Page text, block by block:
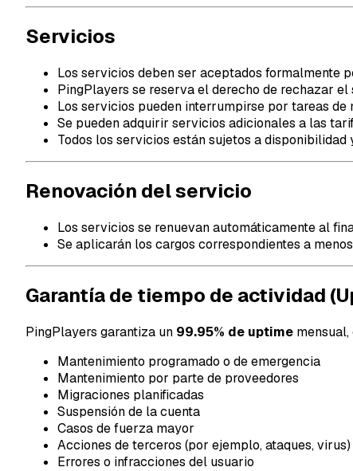
Servicios
Los servicios deben ser aceptados formalmente
PingPlayers se reserva el derecho de rechazar
Los servicios pueden interrumpirse por tareas de
Se pueden adquirir servicios adicionales a las
Todos los servicios están sujetos a disponibilidad
Renovación del servicio
Los servicios se renuevan automáticamente al
Se aplicarán los cargos correspondientes a
Garantía de tiempo de actividad
PingPlayers garantiza un 99.95% de uptime
Mantenimiento programado o de emergencia
Mantenimiento por parte de proveedores
Migraciones planificadas
Suspensión de la cuenta
Casos de fuerza mayor
Acciones de terceros (por ejemplo, ataques, virus)
Errores o infracciones del usuario